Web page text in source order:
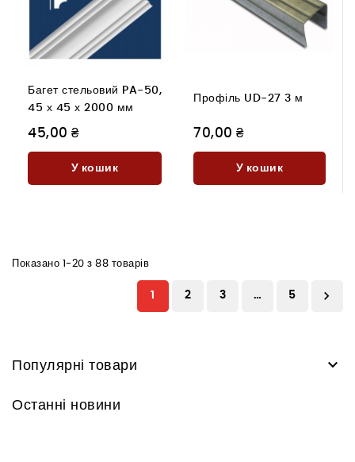
Багет стельовий PA-50,
45 х 45 х 2000 мм
45,00 ₴
У кошик
Профіль UD-27 3 м
70,00 ₴
У кошик
Показано 1-20 з 88 товарів
1 2 3 … 5 
Популярні товари 
Останні новини